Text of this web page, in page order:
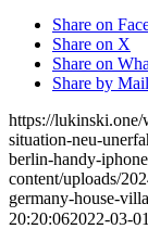
Share on
Share on X
Share on
Share by Mail
https://lukinski.one/
situation-neu-
berlin-handy-
content/uploads/
germany-house-
20:20:062022-03-